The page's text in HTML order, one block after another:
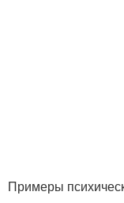
Примеры